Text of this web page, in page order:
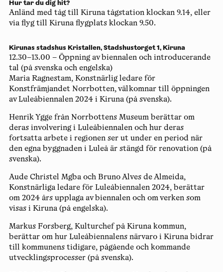
Hur tar du dig hit?
Anländ med tåg till Kiruna tågstation klockan 9.14, eller
via flyg till Kiruna flygplats klockan 9.50.
Kirunas stadshus Kristallen, Stadshustorget 1, Kiruna
12.30–13.00 – Öppning av biennalen och introducerande
tal (på svenska och engelska)
Maria Ragnestam, Konstnärlig ledare för
Konstfrämjandet Norrbotten, välkomnar till öppningen
av Luleåbiennalen 2024 i Kiruna (på svenska).
Henrik Ygge från Norrbottens Museum berättar om
deras involvering i Luleåbiennalen och hur deras
fortsatta arbete i regionen ser ut under en period när
den egna byggnaden i Luleå är stängd för renovation (på
svenska).
Aude Christel Mgba och Bruno Alves de Almeida,
Konstnärliga ledare för Luleåbiennalen 2024, berättar
om 2024 års upplaga av biennalen och om verken som
visas i Kiruna (på engelska).
Markus Forsberg, Kulturchef på Kiruna kommun,
berättar om hur Luleåbiennalens närvaro i Kiruna bidrar
till kommunens tidigare, pågående och kommande
utvecklingsprocesser (på svenska).